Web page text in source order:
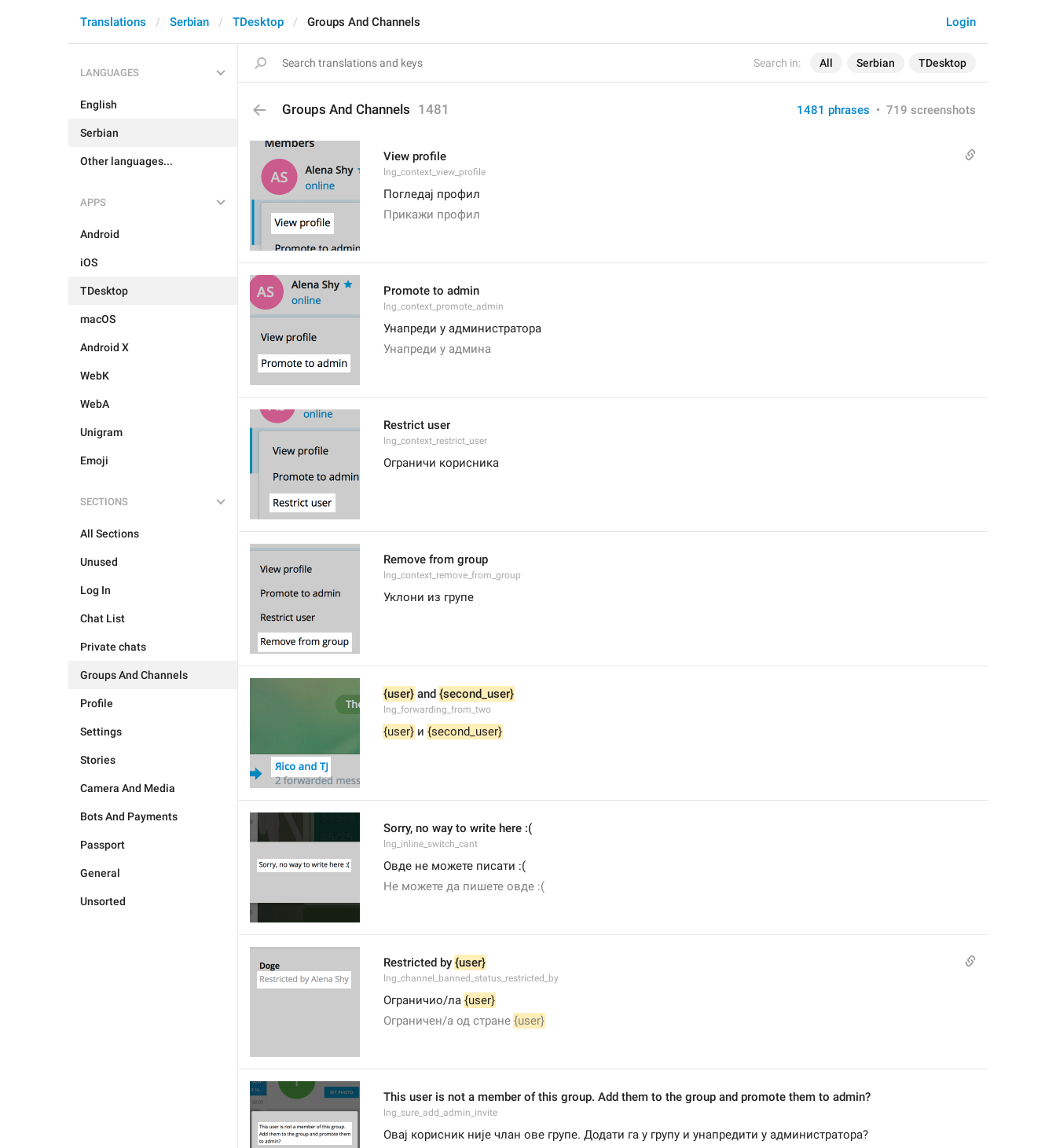
Search in: All Serbian TDesktop
Login
Translations Serbian TDesktop Groups And Channels
LANGUAGES
English
Serbian
Other languages...
APPS
Android
iOS
TDesktop
macOS
Android X
WebK
WebA
Unigram
Emoji
SECTIONS
All Sections
Unused
Log In
Chat List
Private chats
Groups And Channels
Profile
Settings
Stories
Camera And Media
Bots And Payments
Passport
General
Unsorted
Groups And Channels 1481 1481 phrases • 719 screenshots
View profile
lng_context_view_profile
Погледај профил
Прикажи профил
Promote to admin
lng_context_promote_admin
Унапреди у администратора
Унапреди у админа
Restrict user
lng_context_restrict_user
Ограничи корисника
Remove from group
lng_context_remove_from_group
Уклони из групе
{user} and {second_user}
lng_forwarding_from_two
{user} и {second_user}
Sorry, no way to write here :(
lng_inline_switch_cant
Овде не можете писати :(
Не можете да пишете овде :(
Restricted by {user}
lng_channel_banned_status_restricted_by
Ограничио/ла {user}
Ограничен/а од стране {user}
This user is not a member of this group. Add them to the group and promote them to admin?
lng_sure_add_admin_invite
Овај корисник није члан ове групе. Додати га у групу и унапредити у администратора?